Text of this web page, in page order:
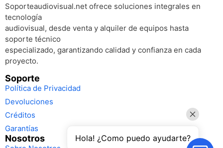
Soporteaudiovisual.net ofrece soluciones integrales en
tecnología
audiovisual, desde venta y alquiler de equipos hasta
soporte técnico
especializado, garantizando calidad y confianza en cada
proyecto.
Soporte
Política de Privacidad
Devoluciones
Créditos
Garantías
Nosotros Hola! ¿Como puedo ayudarte?